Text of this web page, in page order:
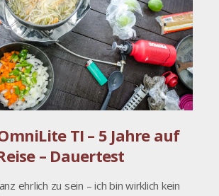
TI – 5 Jahre auf
– Dauertest
ehrlich zu sein – ich bin wirklich kein